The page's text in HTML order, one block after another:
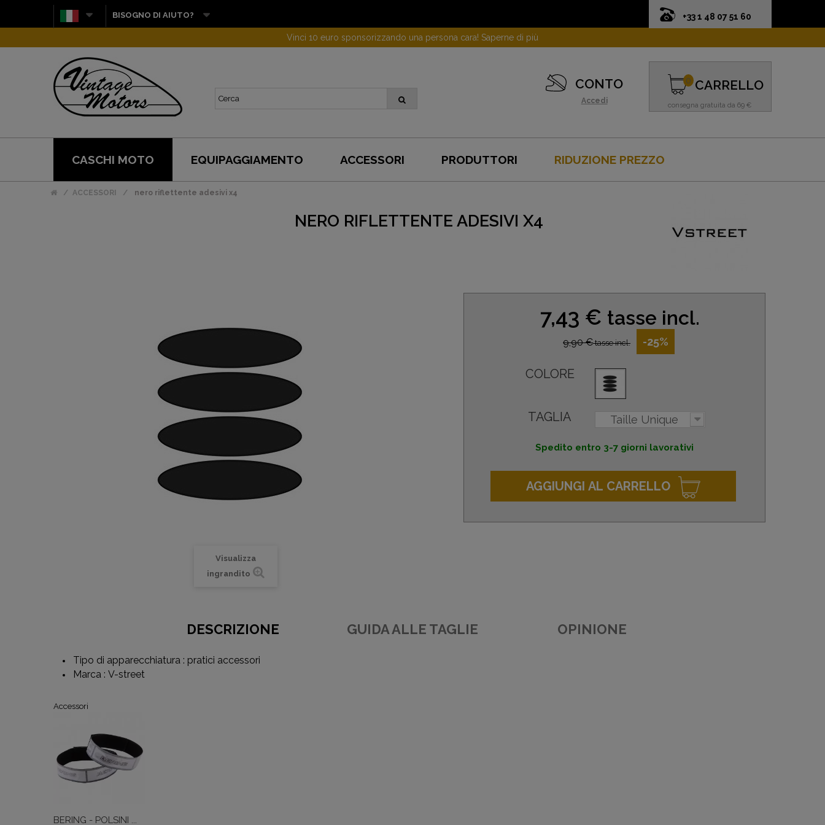
+33 1 48 07 51 60
BISOGNO DI AIUTO?
Vinci 10 euro sponsorizzando una persona cara! Saperne di più
CONTO
Accedi
CARRELLO
consegna gratuita da 69 €
0
CASCHI MOTO EQUIPAGGIAMENTO ACCESSORI PRODUTTORI RIDUZIONE PREZZO
ACCESSORI nero riflettente adesivi x4
NERO RIFLETTENTE ADESIVI X4
Visualizza
ingrandito
7,43 € tasse incl.
9,90 €tasse incl. -25%
COLORE
TAGLIA Taille Unique
Spedito entro 3-7 giorni lavorativi
AGGIUNGI AL CARRELLO
DESCRIZIONE GUIDA ALLE TAGLIE OPINIONE
Tipo di apparecchiatura : pratici accessori
Marca : V-street
Accessori
BERING - POLSINI ...